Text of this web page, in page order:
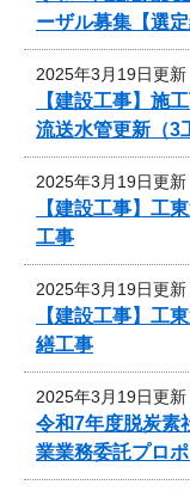
ーザル募集【選定
2025年3月19日更新
【建設工事】施
流送水管更新（3
2025年3月19日更新
【建設工事】工
工事
2025年3月19日更新
【建設工事】工
繕工事
2025年3月19日更新
令和7年度脱炭素
業業務委託プロ